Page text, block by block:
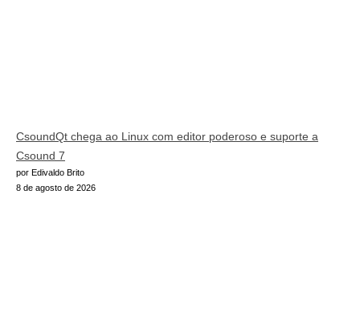
CsoundQt chega ao Linux com editor poderoso e suporte a
Csound 7
por Edivaldo Brito
8 de agosto de 2026